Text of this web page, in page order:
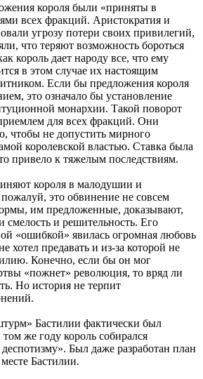
короля были «приняты в
всех фракций. Аристократия и
угрозу потери своих привилегий,
что теряют возможность бороться
король дает народу все, что ему
в этом случае их настоящим
Если бы предложения короля
это означало бы установление
монархии. Такой поворот
для всех фракций. Они
чтобы не допустить мирного
королевской властью. Ставка была
привело к тяжелым последствиям.
короля в малодушии и
это обвинение не совсем
им предложенные, доказывают,
и решительность. Его
«ошибкой» явилась огромная любовь
хотел предавать и из-за которой не
Конечно, если бы он мог
«пожнет» революция, то вряд ли
Но история не терпит
Бастилии фактически был
же году король собирался
Был даже разработан план
Бастилии.